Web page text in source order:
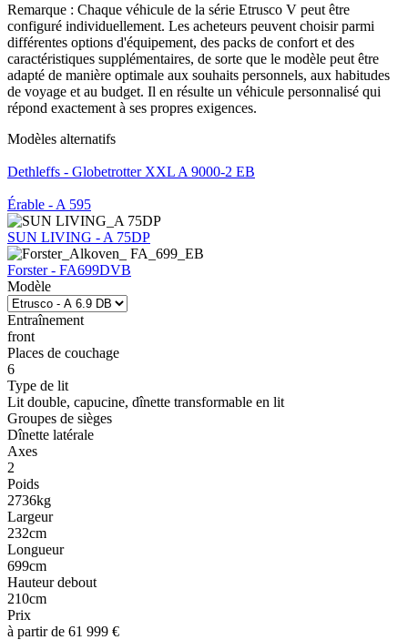
Remarque : Chaque véhicule de la série Etrusco V peut être
configuré individuellement. Les acheteurs peuvent choisir parmi
différentes options d'équipement, des packs de confort et des
caractéristiques supplémentaires, de sorte que le modèle peut être
adapté de manière optimale aux souhaits personnels, aux habitudes
de voyage et au budget. Il en résulte un véhicule personnalisé qui
répond exactement à ses propres exigences.
Modèles alternatifs
Dethleffs - Globetrotter XXL A 9000-2 EB
Érable - A 595
SUN LIVING - A 75DP
Forster - FA699DVB
Modèle
Entraînement
front
Places de couchage
6
Type de lit
Lit double, capucine, dînette transformable en lit
Groupes de sièges
Dînette latérale
Axes
2
Poids
2736kg
Largeur
232cm
Longueur
699cm
Hauteur debout
210cm
Prix
à partir de 61 999 €